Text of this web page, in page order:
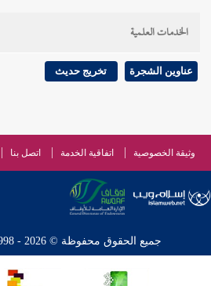
الخدمات العلمية
عناوين الشجرة تخريج حديث
وثيقة الخصوصية اتفاقية الخدمة اتصل بنا
جميع الحقوق محفوظة © 2026 - 1998 لشبكة إسلام ويب